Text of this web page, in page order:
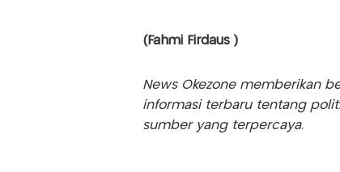
(Fahmi Firdaus )
News Okezone memberikan
informasi terbaru tentang
sumber yang terpercaya.